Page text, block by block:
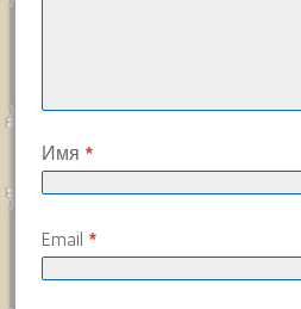
Имя *
Email *